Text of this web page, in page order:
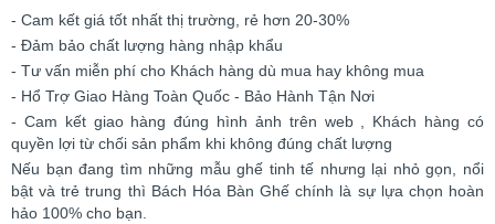
- Cam kết giá tốt nhất thị trường, rẻ hơn 20-30%
- Đảm bảo chất lượng hàng nhập khẩu
- Tư vấn miễn phí cho Khách hàng dù mua hay không mua
- Hổ Trợ Giao Hàng Toàn Quốc - Bảo Hành Tận Nơi
- Cam kết giao hàng đúng hình ảnh trên web , Khách hàng có
quyền lợi từ chối sản phẩm khi không đúng chất lượng
Nếu bạn đang tìm những mẫu ghế tinh tế nhưng lại nhỏ gọn, nổi
bật và trẻ trung thì Bách Hóa Bàn Ghế chính là sự lựa chọn hoàn
hảo 100% cho bạn.